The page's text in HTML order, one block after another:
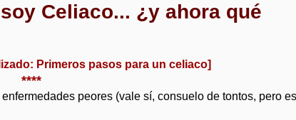
Celiaco... ¿y ahora qué
Primeros pasos para un celiaco]
****
peores (vale sí, consuelo de tontos, pero